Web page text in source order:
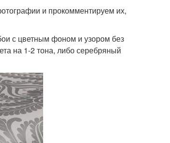
и прокомментируем их,
с цветным фоном и узором без
на 1-2 тона, либо серебряный